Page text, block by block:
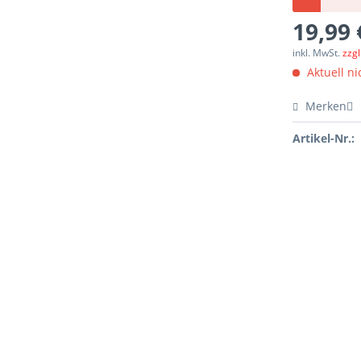
19,99
inkl. MwSt.
Aktuell
Merken
Artikel-Nr.: